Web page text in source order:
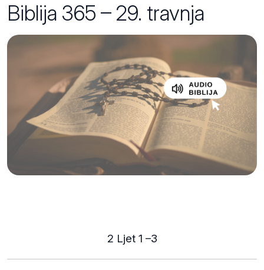
Biblija 365 – 29. travnja
2 Ljet 1 –3